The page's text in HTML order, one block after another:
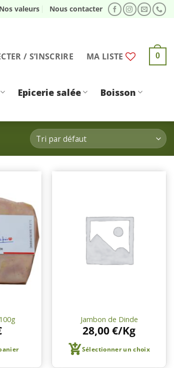
Nos valeurs Nous contacter
/ S’INSCRIRE MA LISTE 0
Epicerie salée
Boisson
Ajouter
liste de
courses
Ajouter
courses
Jambon de Dinde
28,00€/Kg
Sélectionner un choix